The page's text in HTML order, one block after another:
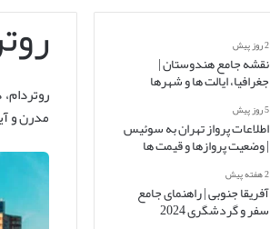
مدرن و
2 روز پیش
نقشه جامع هندوستان |
جغرافیا، ایالت ها و شهرها
5 روز پیش
اطلاعات پرواز تهران به سوئیس
| وضعیت پروازها و قیمت ها
2 هفته پیش
آفریقا جنوبی | راهنمای جامع
سفر و گردشگری 2024